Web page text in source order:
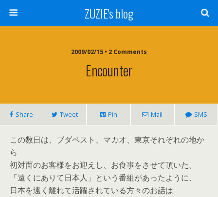
ZUZIE's blog
2009/02/15 • 2 Comments
Encounter
Share Tweet Pin Mail SMS
この数日は、ブダペスト、マカオ、東京それぞれの地か
ら
初対面のお客様をお迎えし、お食事をさせて頂いた。
「遠くにありて日本人」という番組があったように、
日本を遠く離れて活躍されている方々のお話は